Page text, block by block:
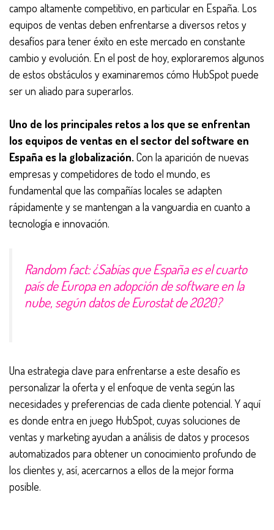
campo altamente competitivo, en particular en España. Los
equipos de ventas deben enfrentarse a diversos retos y
desafíos para tener éxito en este mercado en constante
cambio y evolución. En el post de hoy, exploraremos algunos
de estos obstáculos y examinaremos cómo HubSpot puede
ser un aliado para superarlos.
Uno de los principales retos a los que se enfrentan
los equipos de ventas en el sector del software en
España es la globalización.Con la aparición de nuevas
empresas y competidores de todo el mundo, es
fundamental que las compañías locales se adapten
rápidamente y se mantengan a la vanguardia en cuanto a
tecnología e innovación.
Random fact: ¿Sabías que España es el cuarto
país de Europa en adopción de software en la
nube, según datos de Eurostat de 2020?
Una estrategia clave para enfrentarse a este desafío es
personalizar la oferta y el enfoque de venta según las
necesidades y preferencias de cada cliente potencial. Y aquí
es donde entra en juego HubSpot, cuyas soluciones de
ventas y marketing ayudan a análisis de datos y procesos
automatizados para obtener un conocimiento profundo de
los clientes y, así, acercarnos a ellos de la mejor forma
posible.